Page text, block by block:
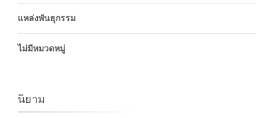
แหล่งพันธุกรรม
ไม่มีหมวดหมู่
นิยาม